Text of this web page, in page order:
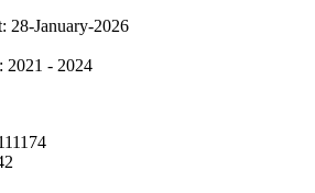
28-January-2026
2021 - 2024